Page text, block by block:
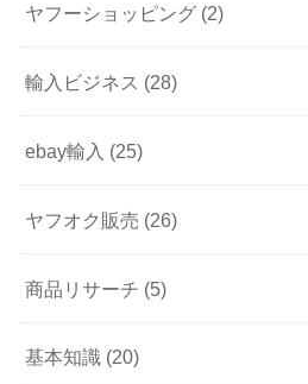
ヤフーショッピング (2)
輸入ビジネス (28)
ebay輸入 (25)
ヤフオク販売 (26)
商品リサーチ (5)
基本知識 (20)